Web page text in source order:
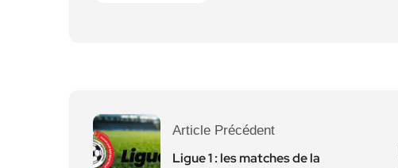
Article Précédent
Ligue 1 : les matches de la